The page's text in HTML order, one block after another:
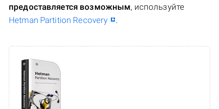
предоставляется возможным, используйте
Hetman Partition Recovery
.